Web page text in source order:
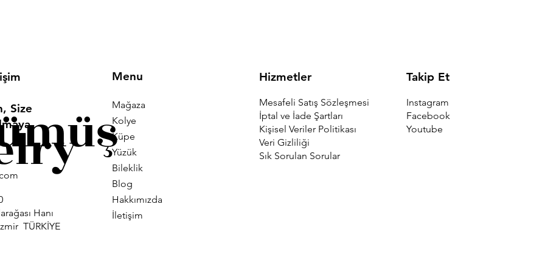
Size
Hanı
TÜRKİYE
Menu
Mağaza
Kolye
Küpe
Yüzük
Bileklik
Blog
Hakkımızda
İletişim
Hizmetler
Mesafeli Satış Sözleşmesi
İptal ve İade Şartları
Kişisel Veriler Politikası
Veri Gizliliği
Sık Sorulan Sorular
Takip Et
Instagram
Facebook
Youtube